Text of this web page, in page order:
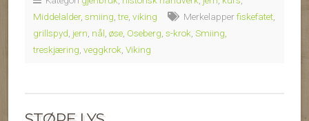
Middelalder, smiing ,tre viking Merkelapperfiskefatet
grillspyd jern nål øse Oseberg s-krok Smiing
treskjæring veggkrok Viking